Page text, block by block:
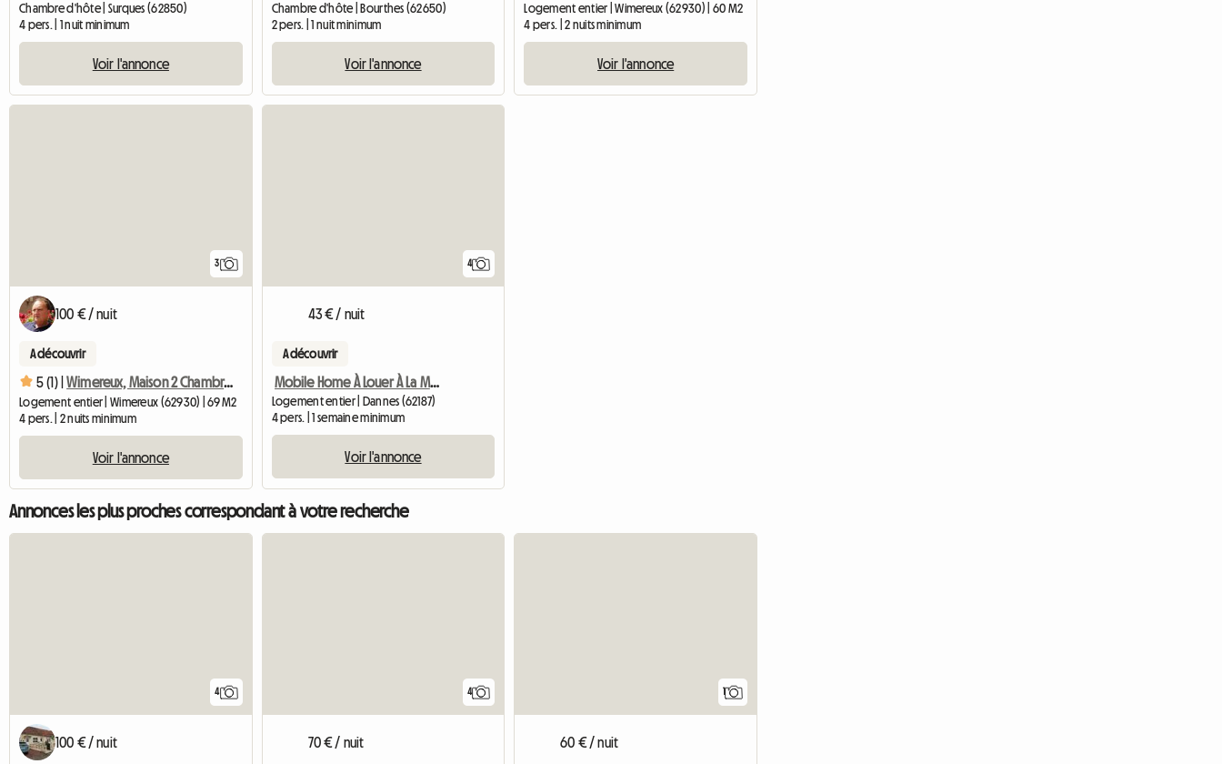
Chambre d'hôte | Surques (62850)
4 pers. | 1 nuit minimum
Voir l'annonce
Chambre d'hôte | Bourthes (62650)
2 pers. | 1 nuit minimum
Voir l'annonce
Logement entier | Wimereux (62930) | 60 M2
4 pers. | 2 nuits minimum
Voir l'annonce
3
100 € / nuit
A découvrir
5 (1) | Wimereux, Maison 2 Chambres, Pour 4 Personnes, Place De Park
Logement entier | Wimereux (62930) | 69 M2
4 pers. | 2 nuits minimum
Voir l'annonce
4
43 € / nuit
A découvrir
Mobile Home À Louer À La Mer
Logement entier | Dannes (62187)
4 pers. | 1 semaine minimum
Voir l'annonce
Annonces les plus proches correspondant à votre recherche
4
100 € / nuit
4
70 € / nuit
1
60 € / nuit